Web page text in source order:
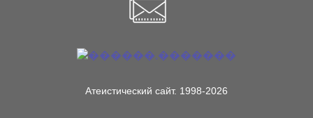
Атеистический сайт. 1998-2026